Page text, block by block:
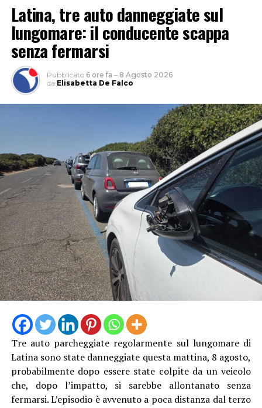
Latina, tre auto danneggiate sul
lungomare: il conducente scappa
senza fermarsi
Pubblicato 6 ore fa – 8 Agosto 2026
da Elisabetta De Falco
Tre auto parcheggiate regolarmente sul lungomare di
Latina sono state danneggiate questa mattina, 8 agosto,
probabilmente dopo essere state colpite da un veicolo
che, dopo l’impatto, si sarebbe allontanato senza
fermarsi. L’episodio è avvenuto a poca distanza dal terzo